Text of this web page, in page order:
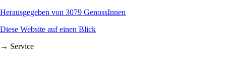
Herausgegeben von 3079 GenossInnen
Diese Website auf einen Blick
→ Service